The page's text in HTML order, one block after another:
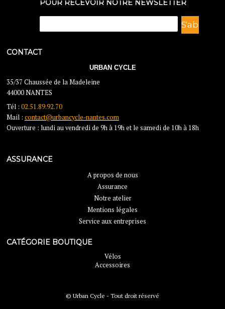
POUR RECEVOIR NOTRE NEWSLETTER
CONTACT
URBAN CYCLE
35/37 Chaussée de la Madeleine
44000 NANTES
Tél : 02.51.89.92.70
Mail : contact@urbancycle-nantes.com
Ouverture : lundi au vendredi de 9h à 19h et le samedi de 10h à 18h
ASSURANCE
A propos de nous
Assurance
Notre atelier
Mentions légales
Service aux entreprises
CATÉGORIE BOUTIQUE
Vélos
Accessoires
© Urban Cycle - Tout droit réservé